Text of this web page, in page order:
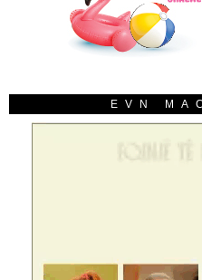
EVN